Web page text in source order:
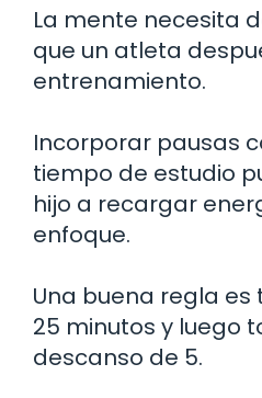
La mente necesita
que un atleta
entrenamiento.
Incorporar pausas
tiempo de estudio
hijo a recargar
enfoque.
Una buena regla
25 minutos y luego
descanso de 5.